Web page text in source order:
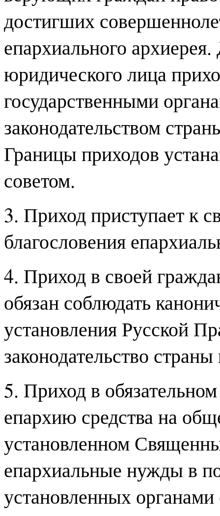
достигших
епархиального
юридического лица
государственными
законодательством
Границы приходов
советом.
3. Приход приступает к
благословения
4. Приход в своей
обязан соблюдать
установления Русской
законодательство
5. Приход в
епархию средства на
установленном
епархиальные нужды в
установленных